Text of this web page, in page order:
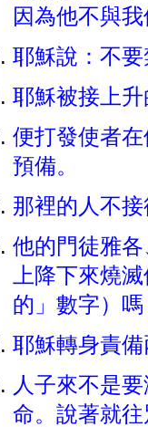
因為他不與
耶穌說：不
耶穌被接上
便打發使者
預備。
那裡的人不
他的門徒雅
上降下來燒
的」數字）
耶穌轉身責
人子來不是
命。說著就